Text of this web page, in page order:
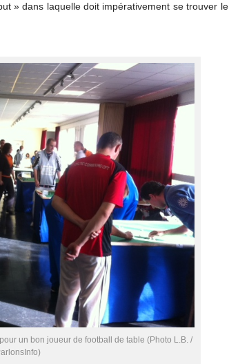
» dans laquelle doit impérativement se trouver le
un bon joueur de football de table (Photo L.B. /